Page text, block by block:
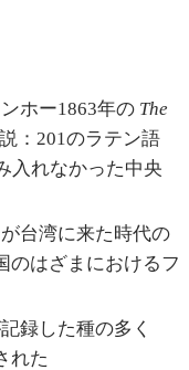
ホー1863年の The
：201のラテン語
入れなかった中央
台湾に来た時代の
のはざまにおけるフ
録した種の多く
れた